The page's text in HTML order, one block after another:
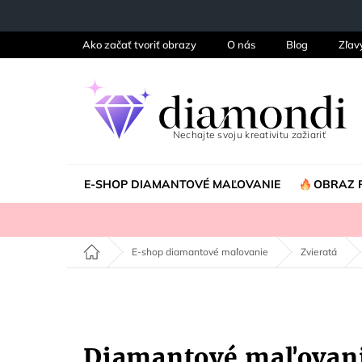
Ako začať tvoriť obrazy O nás Blog
E-SHOP DIAMANTOVÉ MAĽOVANIE OBRAZ
Domov E-shop diamantové maľovanie Zvieratá